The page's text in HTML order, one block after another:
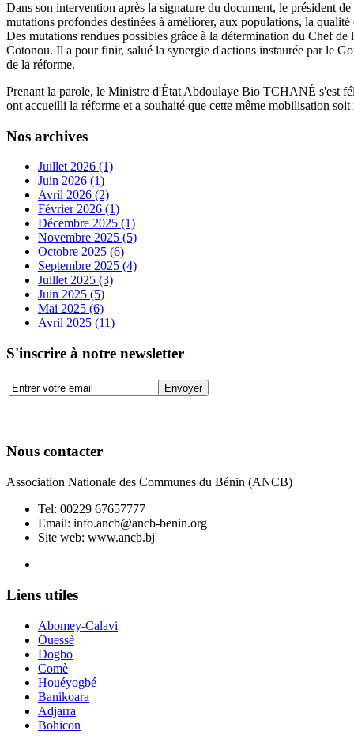
Dans son intervention après la signature du document, le président
mutations profondes destinées à améliorer, aux populations, la
Des mutations rendues possibles grâce à la détermination du Chef
Cotonou. Il a pour finir, salué la synergie d'actions instaurée par le
de la réforme.
Prenant la parole, le Ministre d'État Abdoulaye Bio TCHANÉ s'est
ont accueilli la réforme et a souhaité que cette même mobilisation
Nos archives
Juillet 2026 (1)
Juin 2026 (1)
Avril 2026 (2)
Février 2026 (1)
Décembre 2025 (1)
Novembre 2025 (5)
Octobre 2025 (6)
Septembre 2025 (4)
Juillet 2025 (3)
Juin 2025 (5)
Mai 2025 (6)
Avril 2025 (11)
S'inscrire à notre newsletter
Nous contacter
Association Nationale des Communes du Bénin (ANCB)
Tel: 00229 67657777
Email: info.ancb@ancb-benin.org
Site web: www.ancb.bj
Liens utiles
Abomey-Calavi
Ouessè
Dogbo
Comè
Houéyogbé
Banikoara
Adjarra
Bohicon